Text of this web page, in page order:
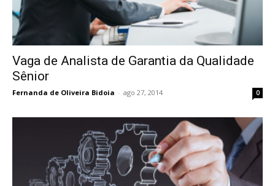
Vaga de Analista de Garantia da Qualidade
Sênior
Fernanda de Oliveira Bidoia - ago 27, 2014 0